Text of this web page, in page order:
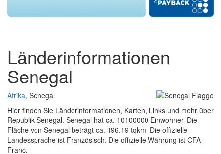
Länderinformationen
Senegal
Afrika, Senegal
Hier finden Sie Länderinformationen, Karten, Links und mehr über
Republik Senegal. Senegal hat ca. 10100000 Einwohner. Die
Fläche von Senegal beträgt ca. 196.19 tqkm. Die offizielle
Landessprache ist Französisch. Die offizielle Währung ist CFA-
Franc.